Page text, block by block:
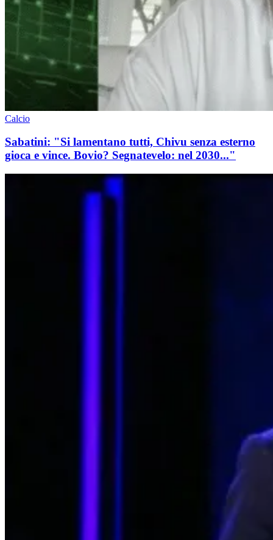
Calcio
Sabatini: "Si lamentano tutti, Chivu senza esterno
gioca e vince. Bovio? Segnatevelo: nel 2030..."